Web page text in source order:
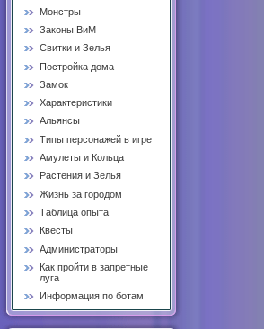
Монстры
Законы ВиМ
Свитки и Зелья
Постройка дома
Замок
Характеристики
Альянсы
Типы персонажей в игре
Амулеты и Кольца
Растения и Зелья
Жизнь за городом
Таблица опыта
Квесты
Администраторы
Как пройти в запретные
луга
Информация по ботам